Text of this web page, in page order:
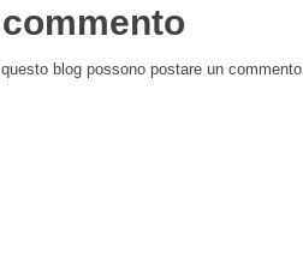
blog possono postare un commento.